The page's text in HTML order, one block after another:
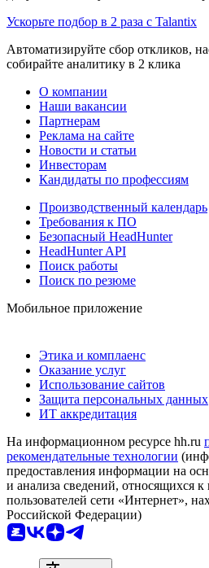
Ускорьте подбор в 2 раза с Talantix
Автоматизируйте сбор откликов,
собирайте аналитику в 2 клика
О компании
Наши вакансии
Партнерам
Реклама на сайте
Новости и статьи
Инвесторам
Кандидаты по профессиям
Производственный календарь
Требования к ПО
Безопасный HeadHunter
HeadHunter API
Поиск работы
Поиск по резюме
Мобильное приложение
Этика и комплаенс
Оказание услуг
Использование сайтов
Защита персональных данных
ИТ аккредитация
На информационном ресурсе hh.ru
рекомендательные технологии
предоставления информации на
и анализа сведений, относящихся
пользователей сети «Интернет»,
Российской Федерации)